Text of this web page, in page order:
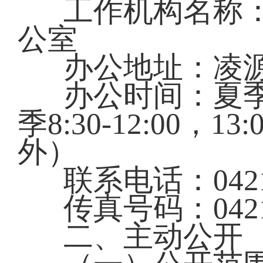
工作机构名称
公室
办公地址：凌
办公时间：夏
季8:30-12:00，
外）
联系电话：
传真号码：
二、主动公开